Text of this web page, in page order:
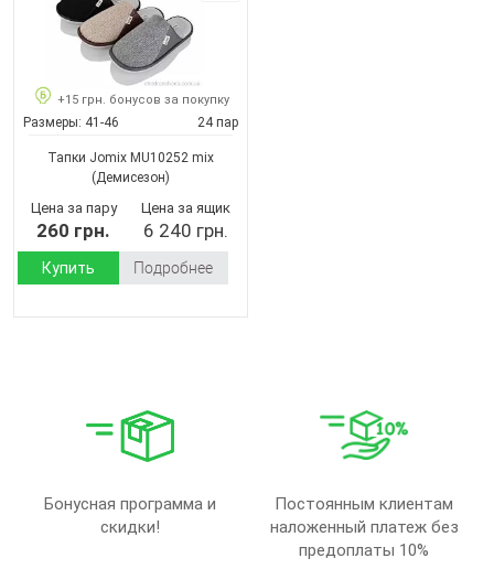
+15 грн. бонусов за покупку
Размеры: 41-46 24 пар
Тапки Jomix MU10252 mix
(Демисезон)
Цена за пару
260 грн.
Цена за ящик
6 240 грн.
Купить Подробнее
Бонусная программа и
скидки!
Постоянным клиентам
наложенный платеж без
предоплаты 10%